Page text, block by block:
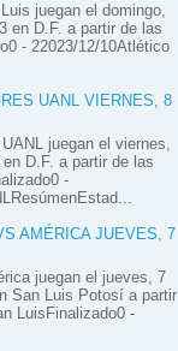
juegan el domingo,
en D.F. a partir de las
- 22023/12/10Atlético
UANL VIERNES, 8
juegan el viernes,
D.F. a partir de las
-
AMÉRICA JUEVES, 7
juegan el jueves, 7
San Luis Potosí a partir
LuisFinalizado0 -